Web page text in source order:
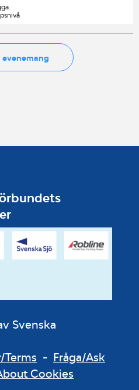
evenemang
Svenska
- Fråga/Ask
Cookies